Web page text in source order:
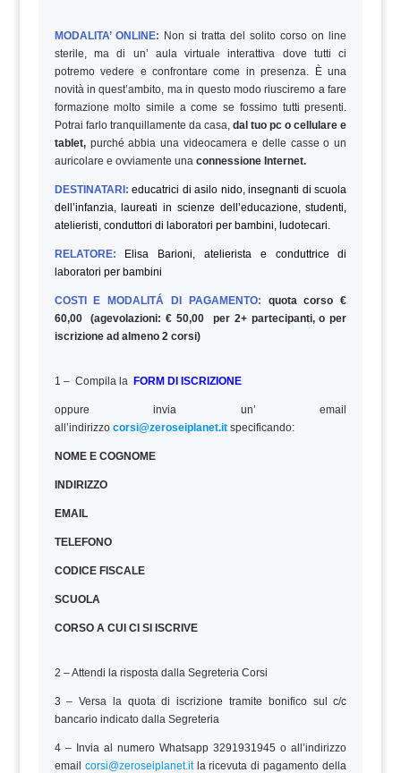
MODALITA’ ONLINE: Non si tratta del solito corso on line
sterile, ma di un’ aula virtuale interattiva dove tutti ci
potremo vedere e confrontare come in presenza. È una
novità in quest’ambito, ma in questo modo riusciremo a fare
formazione molto simile a come se fossimo tutti presenti.
Potrai farlo tranquillamente da casa, dal tuo pc o cellulare e
tablet,purché abbia una videocamera e delle casse o un
auricolare e ovviamente una connessione Internet.
DESTINATARI: educatrici di asilo nido, insegnanti di scuola
dell’infanzia, laureati in scienze dell’educazione, studenti,
atelieristi, conduttori di laboratori per bambini, ludotecari.
RELATORE: Elisa Barioni, atelierista e conduttrice di
laboratori per bambini
COSTI E MODALITÁ DI PAGAMENTO:
quota corso €
60,00 (agevolazioni: € 50,00 per 2+ partecipanti, o per
iscrizione ad almeno 2 corsi)
1 – Compila la FORM DI ISCRIZIONE
oppure invia un’ email
all’indirizzo corsi@zeroseiplanet.itspecificando:
NOME E COGNOME
INDIRIZZO
EMAIL
TELEFONO
CODICE FISCALE
SCUOLA
CORSO A CUI CI SI ISCRIVE
2 – Attendi la risposta dalla Segreteria Corsi
3 – Versa la quota di iscrizione tramite bonifico sul c/c
bancario indicato dalla Segreteria
4 – Invia al numero Whatsapp 3291931945 o all’indirizzo
email corsi@zeroseiplanet.itla ricevuta di pagamento della